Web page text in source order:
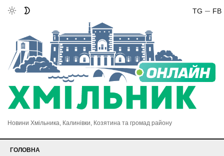
FB
TG
Новини Хмільника, Калинівки, Козятина та громад району
ГОЛОВНА